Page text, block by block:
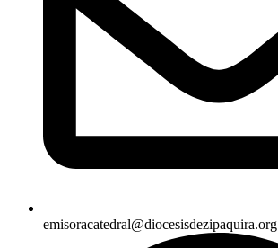
emisoracatedral@diocesisdezipaquira.org